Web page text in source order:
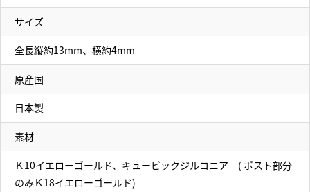
サイズ
全長縦約13mm、横約4mm
原産国
日本製
素材
Ｋ10イエローゴールド、キュービックジルコニア ( ポスト部分
のみＫ18イエローゴールド)